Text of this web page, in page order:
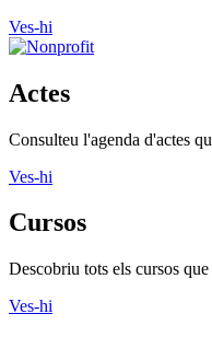
Ves-hi
Actes
Consulteu l'agenda d'actes
Ves-hi
Cursos
Descobriu tots els cursos
Ves-hi